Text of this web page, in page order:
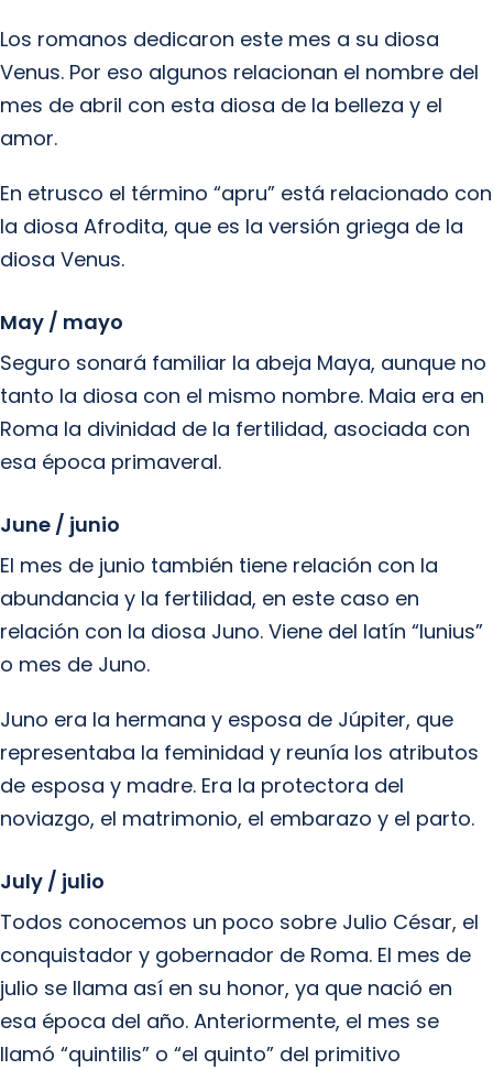
Los romanos dedicaron este mes a su diosa
Venus. Por eso algunos relacionan el nombre del
mes de abril con esta diosa de la belleza y el
amor.
En etrusco el término “apru” está relacionado con
la diosa Afrodita, que es la versión griega de la
diosa Venus.
May / mayo
Seguro sonará familiar la abeja Maya, aunque no
tanto la diosa con el mismo nombre. Maia era en
Roma la divinidad de la fertilidad, asociada con
esa época primaveral.
June / junio
El mes de junio también tiene relación con la
abundancia y la fertilidad, en este caso en
relación con la diosa Juno. Viene del latín “Iunius”
o mes de Juno.
Juno era la hermana y esposa de Júpiter, que
representaba la feminidad y reunía los atributos
de esposa y madre. Era la protectora del
noviazgo, el matrimonio, el embarazo y el parto.
July / julio
Todos conocemos un poco sobre Julio César, el
conquistador y gobernador de Roma. El mes de
julio se llama así en su honor, ya que nació en
esa época del año. Anteriormente, el mes se
llamó “quintilis” o “el quinto” del primitivo